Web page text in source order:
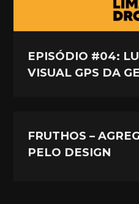
EPISÓDIO #04:
VISUAL GPS DA
FRUTHOS –
PELO DESIGN